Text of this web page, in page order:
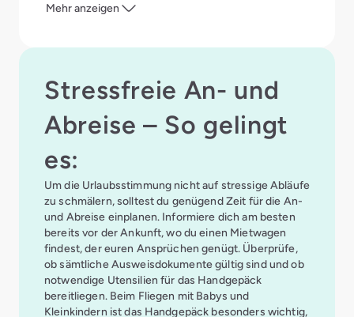
Egal, ob hochsommerliches Wetter oder
Allwetterjackemit in den Koffer zu legen. Auch
schützende Sonnenhüte, Sonnenbrillen und
Sonnenschutz
in Form von Gel, Creme oder Spray
sind unverzichtbar. Genauso elementar: Das
Unterhaltung.
Mehr anzeigen
Stressfreie An- und
Abreise – So gelingt
es:
Um die Urlaubsstimmung nicht auf stressige Abläufe
zu schmälern, solltest du genügend Zeit für die An-
und Abreise einplanen. Informiere dich am besten
bereits vor der Ankunft, wo du einen Mietwagen
findest, der euren Ansprüchen genügt. Überprüfe,
ob sämtliche Ausweisdokumente gültig sind und ob
notwendige Utensilien für das Handgepäck
bereitliegen. Beim Fliegen mit Babys und
Kleinkindern ist das Handgepäck besonders wichtig,